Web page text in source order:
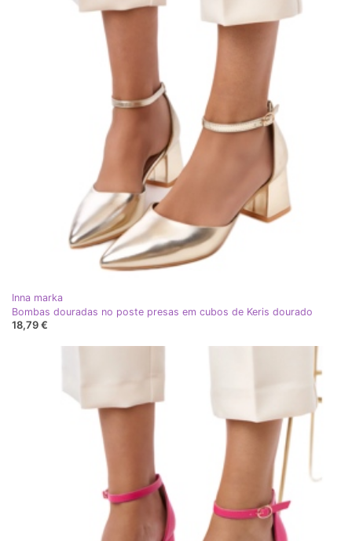
Inna marka
Bombas douradas no poste presas em cubos de Keris dourado
18,79 €